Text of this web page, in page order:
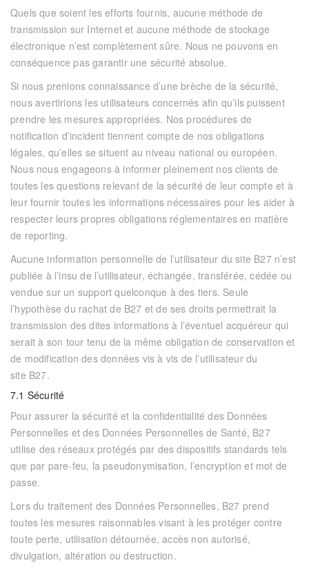
Quels que soient les efforts fournis, aucune méthode de
transmission sur Internet et aucune méthode de stockage
électronique n’est complètement sûre. Nous ne pouvons en
conséquence pas garantir une sécurité absolue.
Si nous prenions connaissance d’une brèche de la sécurité,
nous avertirions les utilisateurs concernés afin qu’ils puissent
prendre les mesures appropriées. Nos procédures de
notification d’incident tiennent compte de nos obligations
légales, qu’elles se situent au niveau national ou européen.
Nous nous engageons à informer pleinement nos clients de
toutes les questions relevant de la sécurité de leur compte et à
leur fournir toutes les informations nécessaires pour les aider à
respecter leurs propres obligations réglementaires en matière
de reporting.
Aucune information personnelle de l’utilisateur du site B27n’est
publiée à l’insu de l’utilisateur, échangée, transférée, cédée ou
vendue sur un support quelconque à des tiers. Seule
l’hypothèse du rachat de B27 et de ses droits permettrait la
transmission des dites informations à l’éventuel acquéreur qui
serait à son tour tenu de la même obligation de conservation et
de modification des données vis à vis de l’utilisateur du
site B27.
7.1 Sécurité
Pour assurer la sécurité et la confidentialité des Données
Personnelles et des Données Personnelles de Santé, B27
utilise des réseaux protégés par des dispositifs standards tels
que par pare-feu, la pseudonymisation, l’encryption et mot de
passe.
Lors du traitement des Données Personnelles, B27 prend
toutes les mesures raisonnables visant à les protéger contre
toute perte, utilisation détournée, accès non autorisé,
divulgation, altération ou destruction.